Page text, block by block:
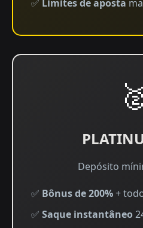
✅ Limites de aposta
Depósito
✅ Bônus de 200%+
✅ Saque instantâneo